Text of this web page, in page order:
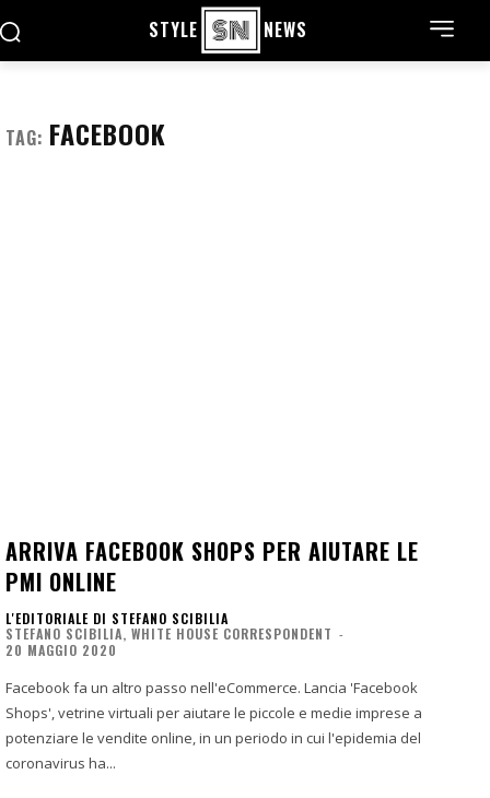
STYLE NEWS
TAG: FACEBOOK
ARRIVA FACEBOOK SHOPS PER AIUTARE LE
PMI ONLINE
L'EDITORIALE DI STEFANO SCIBILIA
STEFANO SCIBILIA, WHITE HOUSE CORRESPONDENT -
20 MAGGIO 2020
Facebook fa un altro passo nell'eCommerce. Lancia 'Facebook
Shops', vetrine virtuali per aiutare le piccole e medie imprese a
potenziare le vendite online, in un periodo in cui l'epidemia del
coronavirus ha...